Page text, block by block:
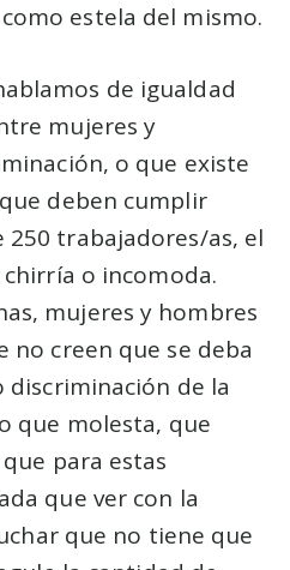
estela del mismo.
de igualdad
mujeres y
o que existe
deben cumplir
250 trabajadores/as, el
o incomoda.
mujeres y hombres
creen que se deba
discriminación de la
que molesta, que
para estas
que ver con la
que no tiene que